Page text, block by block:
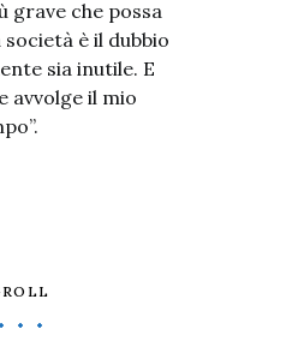
grave che possa
è il dubbio
sia inutile. E
avvolge il mio